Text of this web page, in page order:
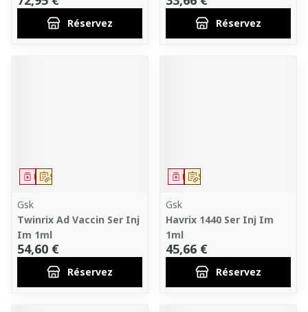
Réservez Réservez
Sur prescription
Médicament
Gsk
Twinrix Ad Vaccin Ser Inj
Im 1ml
54,60 €
Réservez
Sur prescription
Médicament
Gsk
Havrix 1440 Ser Inj Im
1ml
45,66 €
Réservez